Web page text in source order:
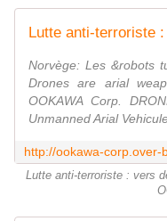
Norvège: Les &robots
Drones are arial
OOKAWA Corp.
Unmanned Arial
Lutte anti-terroriste : vers